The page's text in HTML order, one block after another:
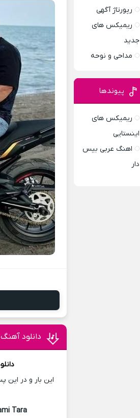
دانلود
این بار و در
Tara
رپورتاژ آگهی
ریمیکس های
جدید
مداحی و نوحه
پیوندها
ریمیکس های
اینستایی
اهنگ عربی بیس
دار